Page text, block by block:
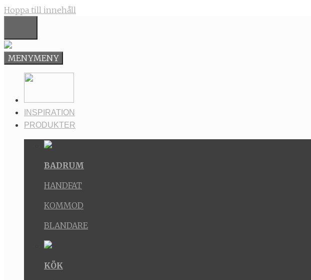
Hoppa till innehåll
MENYMENY
INSPIRATION
PRODUKTER
BADRUM
HANDFAT
KOMMOD
BLANDARE
KÖK